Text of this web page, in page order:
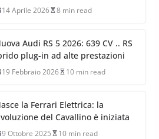
14 Aprile 2026 8 min read
Audi RS 5 2026: 639 CV .. RS
plug-in ad alte prestazioni
19 Febbraio 2026 10 min read
la Ferrari Elettrica: la
del Cavallino è iniziata
9 Ottobre 2025 10 min read